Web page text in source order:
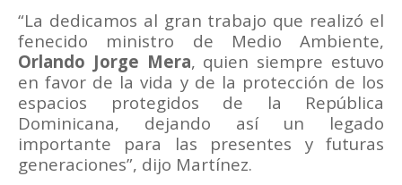
“La dedicamos al gran trabajo que realizó el
fenecido ministro de Medio Ambiente,
Orlando Jorge Mera, quien siempre estuvo
en favor de la vida y de la protección de los
espacios protegidos de la República
Dominicana, dejando así un legado
importante para las presentes y futuras
generaciones”, dijo Martínez.